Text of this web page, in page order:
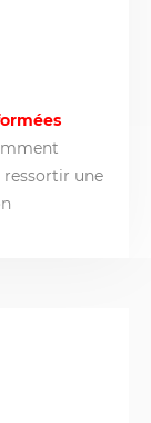
ressortir une